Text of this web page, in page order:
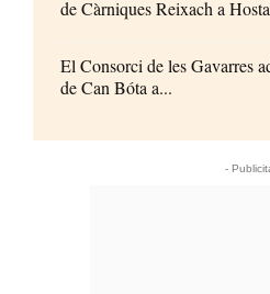
de Càrniques Reixach a
El Consorci de les Gavarres
de Can Bóta a...
-